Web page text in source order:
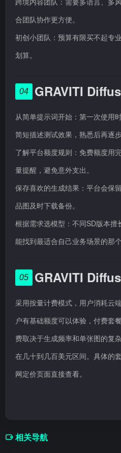
合团队协作更方便。
初创小团队：预算有限买不起专
划算。
04 GRAVITI
从简单提示词开始：第一次使用
简短描述测试效果，熟悉后再逐步
了解平台额度规则：免费额度用
量提醒，避免意外支出。
保存喜欢的生成结果：平台会保
品图及时下载备份。
根据需求选模型：不同SD版本
能找到最适合自己业务场景的那个
05 GRAVITI
采用按量计费模式，用户消耗云
户有基础额度可以体验，付费套
费取决于生成频率和单张图的复
在几十到几百美元区间。具体的
网定价页面直接查看。
相关导航